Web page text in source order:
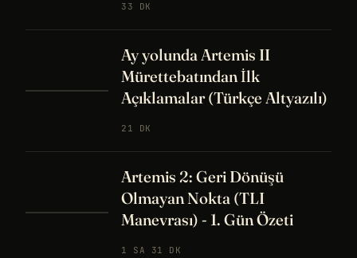
33 DK
Ay yolunda Artemis II
Mürettebatından İlk
Açıklamalar (Türkçe Altyazılı)
21 DK
Artemis 2: Geri Dönüşü
Olmayan Nokta (TLI
Manevrası) - 1. Gün Özeti
1 SA 31 DK